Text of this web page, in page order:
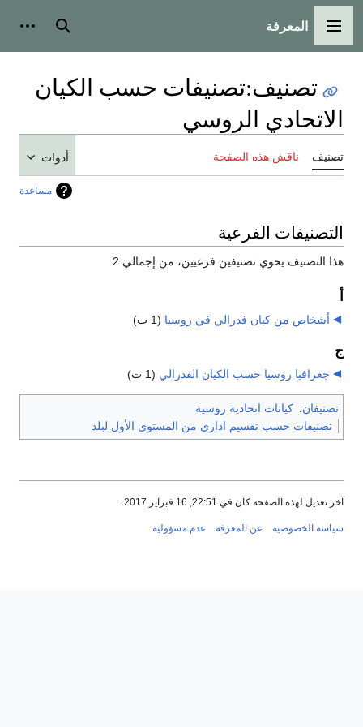
القائمة الرئيسية
المعرفة بحث
تصنيف:تصنيفات حسب الكيان
الاتحادي الروسي
تصنيف ناقش هذه الصفحة أدوات
مساعدة
التصنيفات الفرعية
هذا التصنيف يحوي تصنيفين فرعيين، من إجمالي 2.
أشخاص من كيان فدرالي في روسيا (1 ت)
ج
جغرافيا روسيا حسب الكيان الفدرالي (1 ت)
تصنيفان: كيانات اتحادية روسية
تصنيفات حسب تقسيم اداري من المستوى الأول لبلد
آخر تعديل لهذه الصفحة كان في 22:51, 16 فبراير 2017.
سياسة الخصوصية عن المعرفة عدم مسؤولية